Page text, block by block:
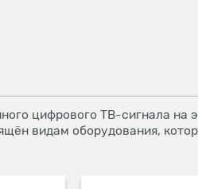
цифрового ТВ-сигнала на
видам оборудования,